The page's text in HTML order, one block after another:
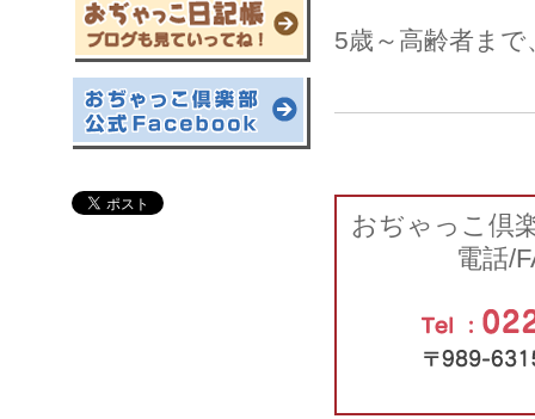
5歳～高齢者ま
おぢゃっこ倶
電話/